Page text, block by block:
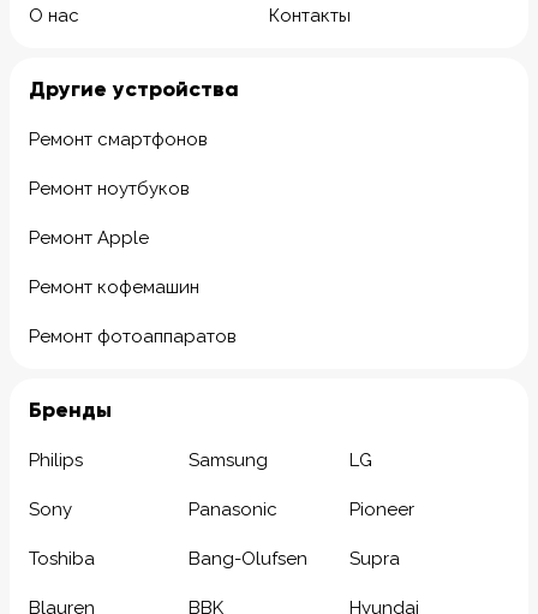
О нас Контакты
Другие устройства
Ремонт смартфонов
Ремонт ноутбуков
Ремонт Apple
Ремонт кофемашин
Ремонт фотоаппаратов
Бренды
Philips Samsung LG
Sony Panasonic Pioneer
Toshiba Bang-Olufsen Supra
Blauren BBK Hyundai